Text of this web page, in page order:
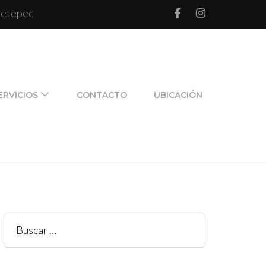
CONTACTO UBICACIÓN
Buscar: